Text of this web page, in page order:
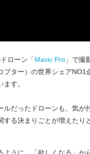
ローン「Mavic Pro 」で撮
ター）の世界シェアNO1
す。
だったドローンも、気が
る決まりごとが増えたり
うに、「欲しくなる」か